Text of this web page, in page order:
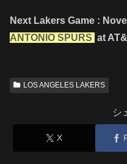
Next Lakers Game :
ANTONIO SPURS at
LOS ANGELES LAKERS
シ
X